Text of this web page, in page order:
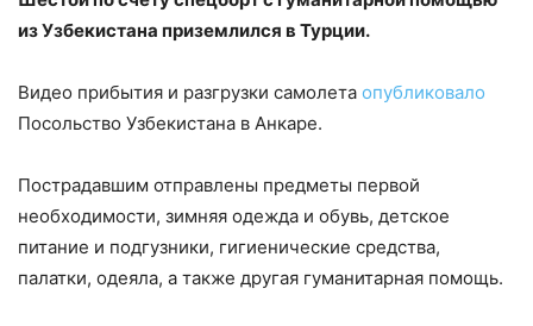
из Узбекистана приземлился в Турции.
Видео прибытия и разгрузки самолета опубликовало
Посольство Узбекистана в Анкаре.
Пострадавшим отправлены предметы первой
необходимости, зимняя одежда и обувь, детское
питание и подгузники, гигиенические средства,
палатки, одеяла, а также другая гуманитарная помощь.